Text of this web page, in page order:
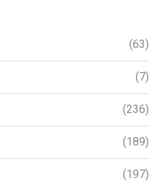
(63)
(7)
(236)
(189)
(197)